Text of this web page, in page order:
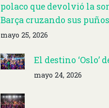
polaco que devolvió la
Barça cruzando sus puños
mayo 25, 2026
El destino ‘Oslo’
mayo 24, 2026